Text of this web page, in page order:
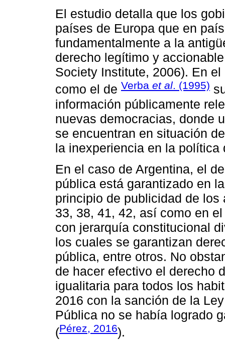
El estudio detalla que los
países de Europa que en
fundamentalmente a la
derecho legítimo y
Society Institute, 2006). En
como el de Verba et al. (1995)
información públicamente
nuevas democracias, donde
se encuentran en situación
la inexperiencia en la política
En el caso de Argentina, el
pública está garantizado en
principio de publicidad de
33, 38, 41, 42, así como en
con jerarquía constitucional
los cuales se garantizan
pública, entre otros. No
de hacer efectivo el derecho
igualitaria para todos los
2016 con la sanción de la
Pública no se había logrado
(Pérez, 2016).